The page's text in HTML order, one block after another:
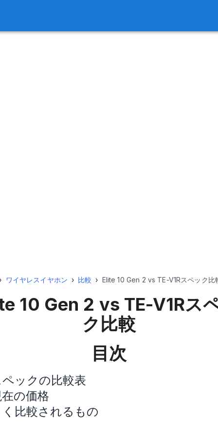
ワイヤレスイヤホン › 比較 › Elite 10 Gen 2 vs TE-V1Rスペック比
10 Gen 2 vs TE-V1Rス
ク比較
目次
ペックの比較表
の価格
く比較されるもの